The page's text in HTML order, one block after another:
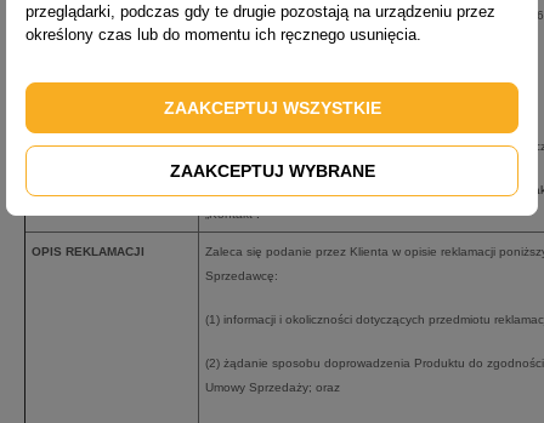
· pisemnie na adres: Domena Sp. j. ul. Kościuszki 346a 40-
· faksem na numer: 32 200 02 73
· w formie elektronicznej za pośrednictwem poczty
w formie elektronicznej za pośrednictwem formularza
„Kontakt”.
OPIS REKLAMACJI
Zaleca się podanie przez Klienta w opisie reklamacji
Sprzedawcę:
(1) informacji i okoliczności dotyczących przedmiotu
(2) żądanie sposobu doprowadzenia Produktu do
Umowy Sprzedaży; oraz
przeglądarki, podczas gdy te drugie pozostają na urządzeniu przez
określony czas lub do momentu ich ręcznego usunięcia.
ZAAKCEPTUJ WYBRANE
ZAAKCEPTUJ WSZYSTKIE